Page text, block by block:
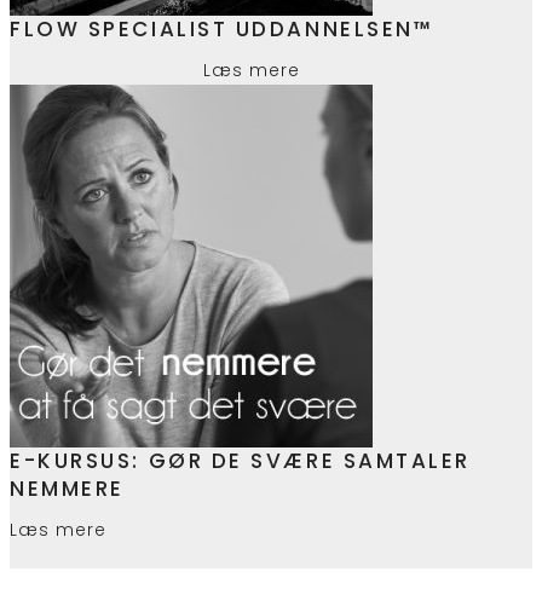
FLOW SPECIALIST UDDANNELSEN™
Læs mere
E-KURSUS: GØR DE SVÆRE SAMTALER
NEMMERE
Læs mere